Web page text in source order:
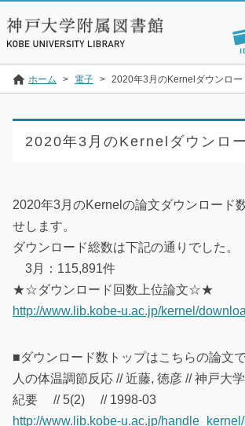
ホーム > 電子 > 2020年3月のKernelダウンロー
2020年3月のKernelダウンロ
2020年3月のKernelの論文ダウンロード
せします。
ダウンロード総数は下記の通りでした。
3月：115,891件
★☆ダウンロード回数上位論文☆★
http://www.lib.kobe-u.ac.jp/kernel/
■ダウンロード数トップはこちらの論文で
人の体温調節反応 // 近藤, 徳彦 // 神戸大
紀要 // 5(2) // 1998-03
http://www.lib.kobe-u.ac.jp/